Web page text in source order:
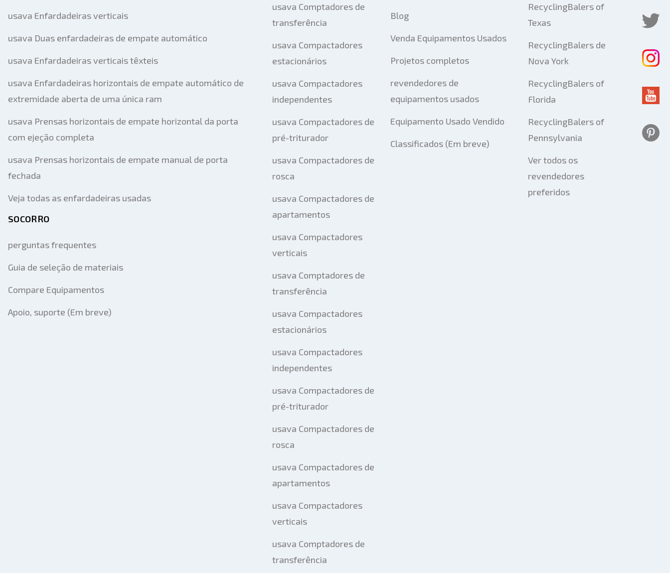
usava Enfardadeiras verticais
usava Duas enfardadeiras de empate automático
usava Enfardadeiras verticais têxteis
usava Enfardadeiras horizontais de empate automático de
extremidade aberta de uma única ram
usava Prensas horizontais de empate horizontal da porta
com ejeção completa
usava Prensas horizontais de empate manual de porta
fechada
Veja todas as enfardadeiras usadas
SOCORRO
perguntas frequentes
Guia de seleção de materiais
Compare Equipamentos
Apoio, suporte (Em breve)
usava Comptadores de
transferência
usava Compactadores
estacionários
usava Compactadores
independentes
usava Compactadores de
pré-triturador
usava Compactadores de
rosca
usava Compactadores de
apartamentos
usava Compactadores
verticais
usava Comptadores de
transferência
usava Compactadores
estacionários
usava Compactadores
independentes
usava Compactadores de
pré-triturador
usava Compactadores de
rosca
usava Compactadores de
apartamentos
usava Compactadores
verticais
usava Comptadores de
transferência
Blog
Venda Equipamentos Usados
Projetos completos
revendedores de
equipamentos usados
Equipamento Usado Vendido
Classificados (Em breve)
RecyclingBalers of
Texas
RecyclingBalers de
Nova York
RecyclingBalers of
Florida
RecyclingBalers of
Pennsylvania
Ver todos os
revendedores
preferidos